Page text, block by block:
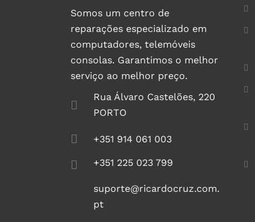
Somos um centro de
reparações especializado em
computadores, telemóveis
consolas. Garantimos o melhor
serviço ao melhor preço.
Rua Álvaro Castelões, 220
PORTO
+351 914 061 003
+351 225 023 799
suporte@ricardocruz.com.
pt